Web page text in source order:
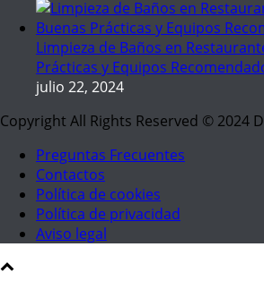
Limpieza de Baños en
Prácticas y Equipos
julio 22, 2024
Copyright All Rights Reserved © 2024
Preguntas Frecuentes
Contactos
Política de cookies
Política de privacidad
Aviso legal